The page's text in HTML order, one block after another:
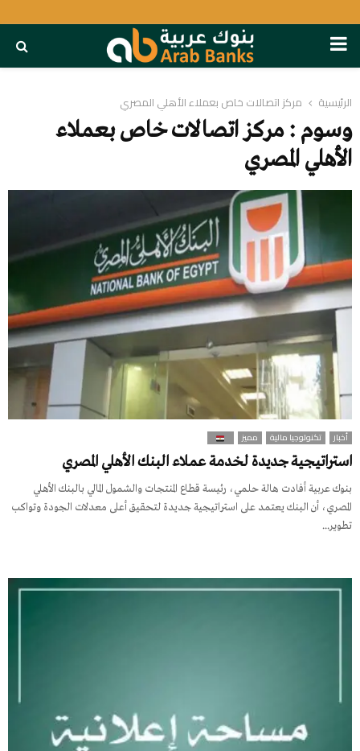
PRIMARY
MENU
الرئيسية مركز اتصالات خاص بعملاء الأهلي المصري
وسوم : مركز اتصالات خاص بعملاء
الأهلي المصري
أخبار تكنولوجيا مالية مميز
استراتيجية جديدة لخدمة عملاء البنك الأهلي المصري
بنوك عربية أفادت هالة حلمي، رئيسة قطاع المنتجات والشمول المالي بالبنك الأهلي
المصري، أن البنك يعتمد على استراتيجية جديدة لتحقيق أعلى معدلات الجودة وتواكب
تطوير...